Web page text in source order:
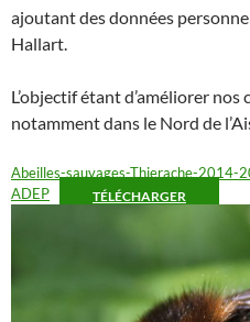
ajoutant des données
Hallart.
L’objectif étant d’améliorer
notamment dans le Nord de
Abeilles-sauvages-Thierache-2014-
ADEP
TÉLÉCHARGER